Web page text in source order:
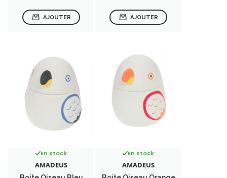
AJOUTER AJOUTER
En stock
AMADEUS
En stock
AMADEUS